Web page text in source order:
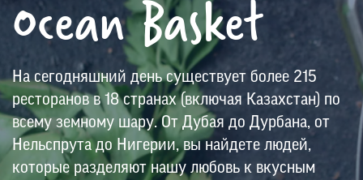
Ocean Basket
На сегодняшний день существует более 215
ресторанов в 18 странах (включая Казахстан) по
всему земному шару. От Дубая до Дурбана, от
Нельспрута до Нигерии, вы найдете людей,
которые разделяют нашу любовь к вкусным